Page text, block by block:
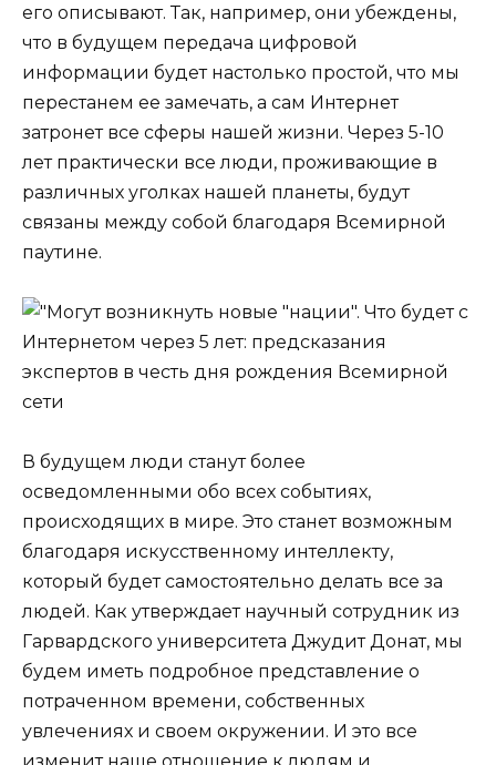
его описывают. Так, например, они убеждены,
что в будущем передача цифровой
информации будет настолько простой, что мы
перестанем ее замечать, а сам Интернет
затронет все сферы нашей жизни. Через 5-10
лет практически все люди, проживающие в
различных уголках нашей планеты, будут
связаны между собой благодаря Всемирной
паутине.
В будущем люди станут более
осведомленными обо всех событиях,
происходящих в мире. Это станет возможным
благодаря искусственному интеллекту,
который будет самостоятельно делать все за
людей. Как утверждает научный сотрудник из
Гарвардского университета Джудит Донат, мы
будем иметь подробное представление о
потраченном времени, собственных
увлечениях и своем окружении. И это все